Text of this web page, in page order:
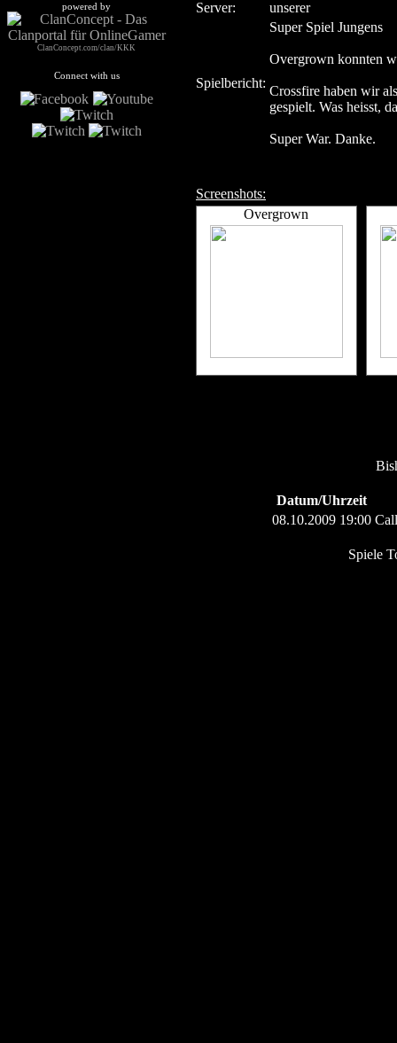
powered by
ClanConcept.com/clan/KKK
Connect with us
Server:
unserer
Spielbericht:
Super Spiel Jungens
Overgrown konnten
Crossfire haben wir
gespielt. Was heisst,
Super War. Danke.
Screenshots:
Overgrown
Datum/Uhrzeit
08.10.2009 19:00
Spiele